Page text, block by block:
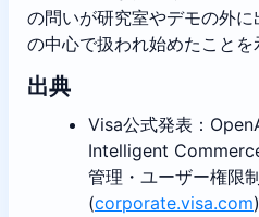
の問いが研究室やデモの外
の中心で扱われ始めたことを
出典
Visa公式発表：
Intelligent
管理・ユーザー権限
(corporate.visa.com)